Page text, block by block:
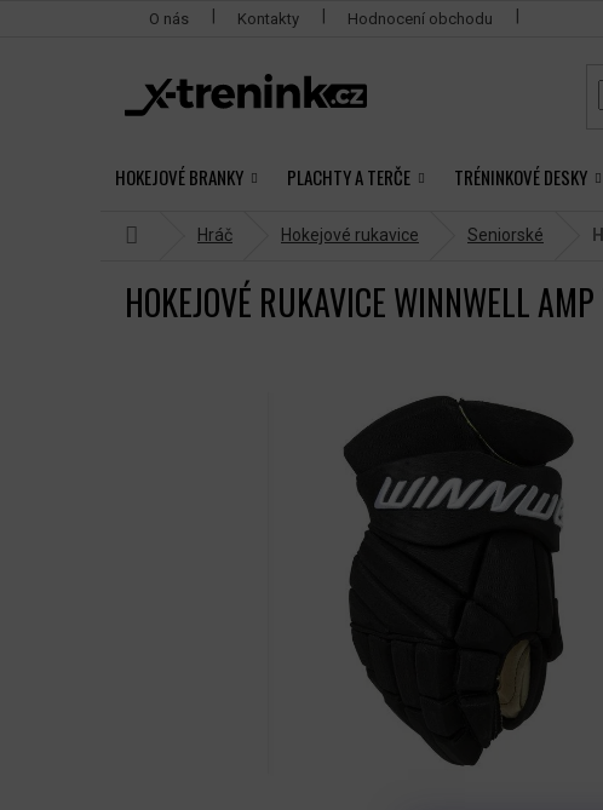
O nás Kontakty Hodnocení obchodu Vše o
HOKEJOVÉ BRANKY PLACHTY A TERČE TRÉNINKOVÉ DESKY
Hráč Hokejové rukavice Seniorské
HOKEJOVÉ RUKAVICE WINNWELL